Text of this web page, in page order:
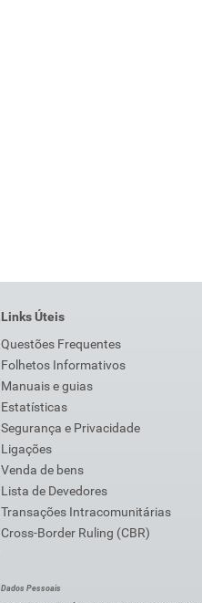
Links Úteis
Questões Frequentes
Folhetos Informativos
Manuais e guias
Estatísticas
Segurança e Privacidade
Ligações
Venda de bens
Lista de Devedores
Transações Intracomunitárias
Cross-Border Ruling (CBR)
Dados Pessoais